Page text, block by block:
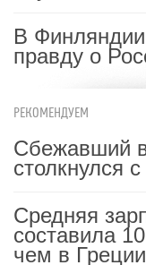
В
правду о
РЕКОМЕНДУЕМ
Сбежавший
столкнулся
Средняя
составила
чем в Греции